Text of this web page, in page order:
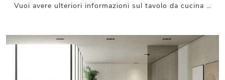
Vuoi avere ulteriori informazioni sul tavolo da cucina Ceramica 02 di Stones? Clicca e ottieni informazioni sui modelli allungabili della marca.